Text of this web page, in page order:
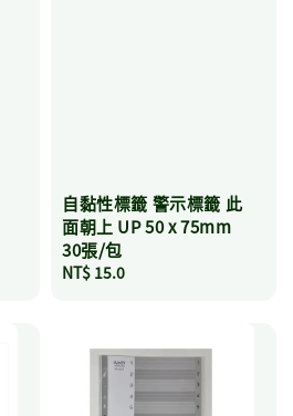
自黏性標籤 警示標籤 此
面朝上 UP 50 x 75mm
30張/包
Regular
NT$ 15.0